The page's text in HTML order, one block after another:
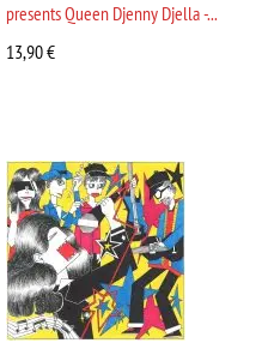
presents Queen Djenny Djella -...
13,90€